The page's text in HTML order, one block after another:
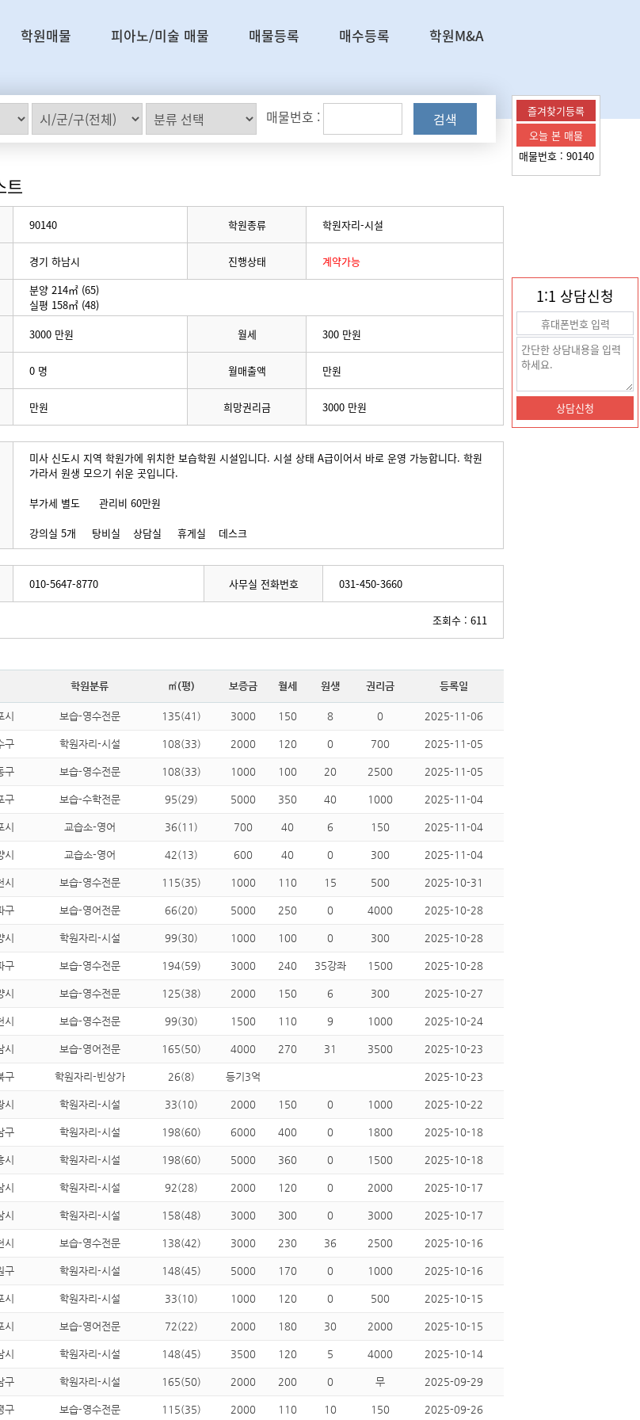
1:1 상담신청
학원매물 피아노/미술 매물 매물등록 매수등록 학원M&A
매물번호 : 검색
트
90140 학원종류 학원자리-시설
경기 하남시 진행상태 계약가능
분양 214㎡ (65)
실평 158㎡ (48)
3000 만원 월세 300 만원
0 명 월매출액 만원
만원 희망권리금 3000 만원
미사 신도시 지역 학원가에 위치한 보습학원 시설입니다. 시설 상태 A급이어서 바로 운영 가능합니다. 학원
가라서 원생 모으기 쉬운 곳입니다.
부가세 별도 관리비 60만원
강의실 5개 탕비실 상담실 휴게실 데스크
010-5647-8770 사무실 전화번호 031-450-3660
조회수 : 611
학원분류 ㎡(평) 보증금 월세 원생 권리금 등록일
시 보습-영수전문 135(41) 3000 150 8 0 2025-11-06
구 학원자리-시설 108(33) 2000 120 0 700 2025-11-05
구 보습-영수전문 108(33) 1000 100 20 2500 2025-11-05
구 보습-수학전문 95(29) 5000 350 40 1000 2025-11-04
시 교습소-영어 36(11) 700 40 6 150 2025-11-04
시 교습소-영어 42(13) 600 40 0 300 2025-11-04
시 보습-영수전문 115(35) 1000 110 15 500 2025-10-31
구 보습-영어전문 66(20) 5000 250 0 4000 2025-10-28
시 학원자리-시설 99(30) 1000 100 0 300 2025-10-28
구 보습-영수전문 194(59) 3000 240 35강좌 1500 2025-10-28
시 보습-영수전문 125(38) 2000 150 6 300 2025-10-27
시 보습-영수전문 99(30) 1500 110 9 1000 2025-10-24
시 보습-영어전문 165(50) 4000 270 31 3500 2025-10-23
구 학원자리-빈상가 26(8) 등기3억 2025-10-23
시 학원자리-시설 33(10) 2000 150 0 1000 2025-10-22
구 학원자리-시설 198(60) 6000 400 0 1800 2025-10-18
시 학원자리-시설 198(60) 5000 360 0 1500 2025-10-18
시 학원자리-시설 92(28) 2000 120 0 2000 2025-10-17
시 학원자리-시설 158(48) 3000 300 0 3000 2025-10-17
시 보습-영수전문 138(42) 3000 230 36 2500 2025-10-16
구 학원자리-시설 148(45) 5000 170 0 1000 2025-10-16
시 학원자리-시설 33(10) 1000 120 0 500 2025-10-15
시 보습-영어전문 72(22) 2000 180 30 2000 2025-10-15
시 학원자리-시설 148(45) 3500 120 5 4000 2025-10-14
구 학원자리-시설 165(50) 2000 200 0 무 2025-09-29
구 보습-영수전문 115(35) 2000 110 10 150 2025-09-26
즐겨찾기등록
오늘 본 매물
매물번호 : 90140